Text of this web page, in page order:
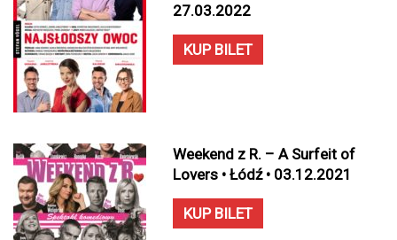
27.03.2022
KUP BILET
Weekend z R. – A Surfeit of
Lovers • Łódź • 03.12.2021
KUP BILET